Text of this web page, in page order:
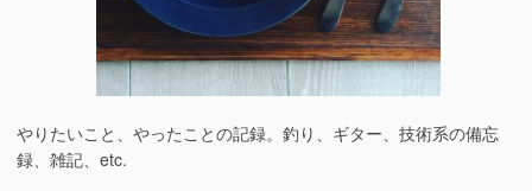
やりたいこと、やったことの記録。釣り、ギター、技術系の備忘
録、雑記、etc.